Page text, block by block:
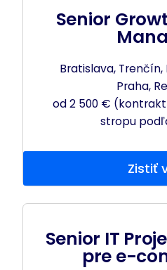
Senior
Bratislava,
Praha,
od 2 500 €
stropu
Zistiť
Senior IT
pre e-